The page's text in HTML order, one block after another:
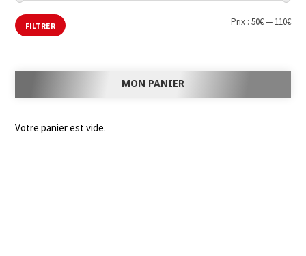
FILTRER Prix : 50€— 110€
MON PANIER
Votre panier est vide.